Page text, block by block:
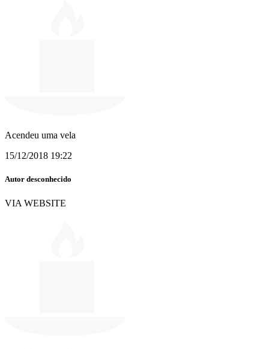
Acendeu uma vela
15/12/2018 19:22
Autor desconhecido
VIA WEBSITE